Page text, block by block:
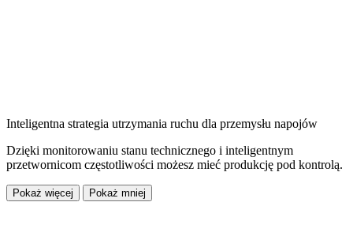
Inteligentna strategia utrzymania ruchu dla przemysłu napojów
Dzięki monitorowaniu stanu technicznego i inteligentnym
przetwornicom częstotliwości możesz mieć produkcję pod kontrolą.
Pokaż więcej Pokaż mniej